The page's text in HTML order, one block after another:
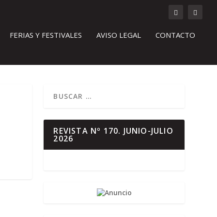
FERIAS Y FESTIVALES AVISO LEGAL CONTACTO
REVISTA Nº 170. JUNIO-JULIO
2026